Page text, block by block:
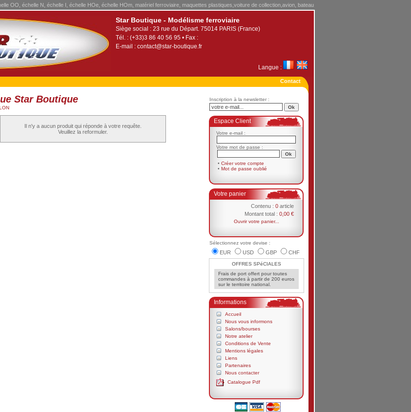
OO, échelle N, échelle I, échelle HOe, échelle HOm, matériel ferroviaire, maquettes plastiques,voiture de collection,avion, bateau
Star Boutique - Modélisme ferroviaire
Siège social : 23 rue du Départ. 75014 PARIS (France)
Tél. : (+33)3 86 40 56 95 • Fax :
E-mail : contact@star-boutique.fr
Langue :
Contact
Star Boutique
Il n'y a aucun produit qui réponde à votre requête.
Veuillez la reformuler.
Inscription à la newsletter :
Espace Client
Votre e-mail :
Votre mot de passe :
• Créer votre compte
• Mot de passe oublié
Votre panier
Contenu : 0 article
Montant total : 0,00 €
Ouvrir votre panier...
Sélectionnez votre devise :
EUR USD GBP CHF
OFFRES SPéCIALES
Frais de port offert pour toutes
commandes à partir de 200 euros
sur le territoire national.
Informations
Accueil
Nous vous informons
Salons/bourses
Notre atelier
Conditions de Vente
Mentions légales
Liens
Partenaires
Nous contacter
Catalogue Pdf